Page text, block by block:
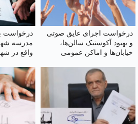
درخواست اجرای عایق صوتی
و بهبود آکوستیک سالن‌ها،
خیابان‌ها و اماکن عمومی
درخواست
مدرسه
واقع در